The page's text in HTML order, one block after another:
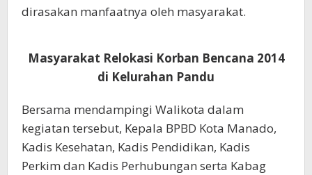
dirasakan manfaatnya oleh masyarakat.
Masyarakat Relokasi Korban Bencana 2014
di Kelurahan Pandu
Bersama mendampingi Walikota dalam
kegiatan tersebut, Kepala BPBD Kota Manado,
Kadis Kesehatan, Kadis Pendidikan, Kadis
Perkim dan Kadis Perhubungan serta Kabag